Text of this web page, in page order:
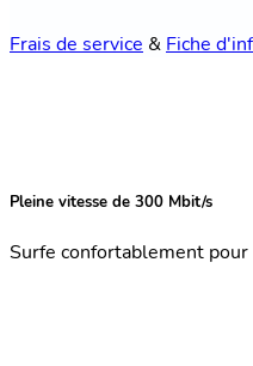
Frais de service & Fiche
Pleine vitesse de 300 Mbit/s
Surfe confortablement